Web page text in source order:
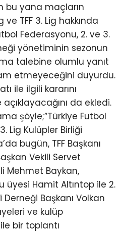
bu yana maçların
ve TFF 3. Lig hakkında
Federasyonu, 2. ve 3.
yönetiminin sezonun
talebine olumlu yanıt
etmeyeceğini duyurdu.
ile ilgili kararını
da ekledi.
şöyle;”Türkiye Futbol
Lig Kulüpler Birliği
bugün, TFF Başkanı
Vekili Servet
Mehmet Baykan,
üyesi Hamit Altıntop ile 2.
Başkanı Volkan
ve kulüp
ile bir toplantı